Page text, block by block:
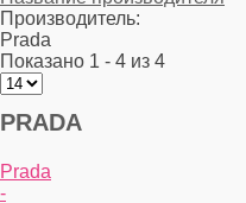
Производитель:
Prada
Показано 1 - 4 из 4
PRADA
Prada
-